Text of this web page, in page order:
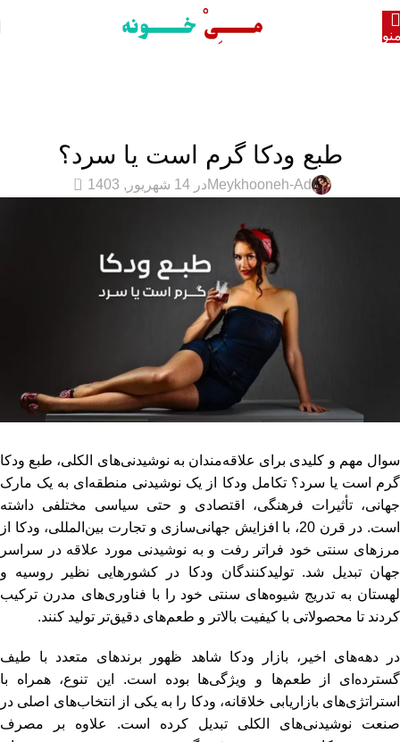
طبع ودکا گرم است یا سرد؟
Meykhooneh-Adدر 14 شهریور, 1403 0
سوال مهم و کلیدی برای علاقه‌مندان به نوشیدنی‌های الکلی، طبع ودکا
گرم است یا سرد؟ تکامل ودکا از یک نوشیدنی منطقه‌ای به یک مارک
جهانی، تأثیرات فرهنگی، اقتصادی و حتی سیاسی مختلفی داشته
است. در قرن 20، با افزایش جهانی‌سازی و تجارت بین‌المللی، ودکا از
مرزهای سنتی خود فراتر رفت و به نوشیدنی مورد علاقه در سراسر
جهان تبدیل شد. تولیدکنندگان ودکا در کشورهایی نظیر روسیه و
لهستان به تدریج شیوه‌های سنتی خود را با فناوری‌های مدرن ترکیب
کردند تا محصولاتی با کیفیت بالاتر و طعم‌های دقیق‌تر تولید کنند.
در دهه‌های اخیر، بازار ودکا شاهد ظهور برندهای متعدد با طیف
گسترده‌ای از طعم‌ها و ویژگی‌ها بوده است. این تنوع، همراه با
استراتژی‌های بازاریابی خلاقانه، ودکا را به یکی از انتخاب‌های اصلی در
صنعت نوشیدنی‌های الکلی تبدیل کرده است. علاوه بر مصرف